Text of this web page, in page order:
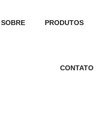
SOBRE PRODUTOS
CONTATO